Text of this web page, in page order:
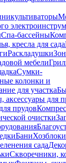
Спа-бассейны
кресла для сада
Раскладушки
мебели
Сумки-
колонки и
для участка
аксессуары для
прудов
очистки
Бани
сада
Скворечники,